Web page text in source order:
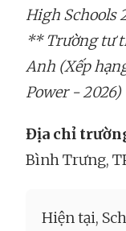
High Schools
** Trường tư
Anh (Xếp
Power - 2026)
Địa chỉ trườ
Bình Trưng,
Hiện tại,